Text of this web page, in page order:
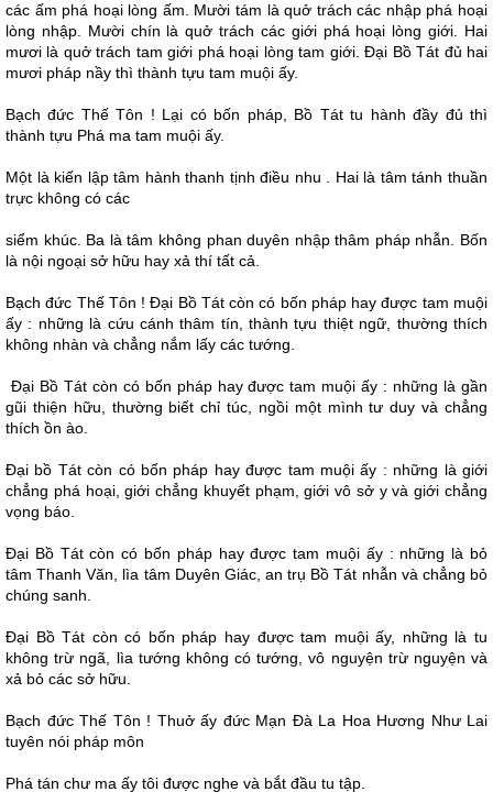
các ấm phá hoại lòng ấm. Mười tám là quở trách các nhập phá hoại
lòng nhập. Mười chín là quở trách các giới phá hoại lòng giới. Hai
mươi là quở trách tam giới phá hoại lòng tam giới. Ðại Bồ Tát đủ hai
mươi pháp nầy thì thành tựu tam muội ấy.
Bạch đức Thế Tôn ! Lại có bốn pháp, Bồ Tát tu hành đầy đủ thì
thành tựu Phá ma tam muội ấy.
Một là kiến lập tâm hành thanh tịnh điều nhu . Hai là tâm tánh thuần
trực không có các
siểm khúc. Ba là tâm không phan duyên nhập thâm pháp nhẫn. Bốn
là nội ngoại sở hữu hay xả thí tất cả.
Bạch đức Thế Tôn ! Ðại Bồ Tát còn có bốn pháp hay được tam muội
ấy : những là cứu cánh thâm tín, thành tựu thiệt ngữ, thường thích
không nhàn và chẳng nắm lấy các tướng.
Ðại Bồ Tát còn có bốn pháp hay được tam muội ấy : những là gần
gũi thiện hữu, thường biết chỉ túc, ngồi một mình tư duy và chẳng
thích ồn ào.
Ðại bồ Tát còn có bốn pháp hay được tam muội ấy : những là giới
chẳng phá hoại, giới chẳng khuyết phạm, giới vô sở y và giới chẳng
vọng báo.
Ðại Bồ Tát còn có bốn pháp hay được tam muội ấy : những là bỏ
tâm Thanh Văn, lìa tâm Duyên Giác, an trụ Bồ Tát nhẫn và chẳng bỏ
chúng sanh.
Ðại Bồ Tát còn có bốn pháp hay được tam muội ấy, những là tu
không trừ ngã, lìa tướng không có tướng, vô nguyện trừ nguyện và
xả bỏ các sở hữu.
Bạch đức Thế Tôn ! Thuở ấy đức Mạn Ðà La Hoa Hương Như Lai
tuyên nói pháp môn
Phá tán chư ma ấy tôi được nghe và bắt đầu tu tập.